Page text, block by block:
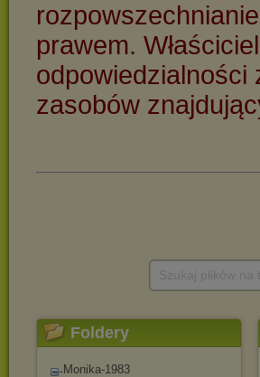
Foldery
Monika-1983